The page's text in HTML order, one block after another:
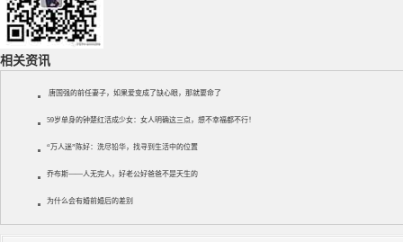
相关资讯
唐国强的前任妻子，如果爱变成了缺心眼，那就要命了
59岁单身的钟楚红活成少女：女人明确这三点，想不幸福都不行！
“万人迷”陈好：洗尽铅华，找寻到生活中的位置
乔布斯——人无完人，好老公好爸爸不是天生的
为什么会有婚前婚后的差别